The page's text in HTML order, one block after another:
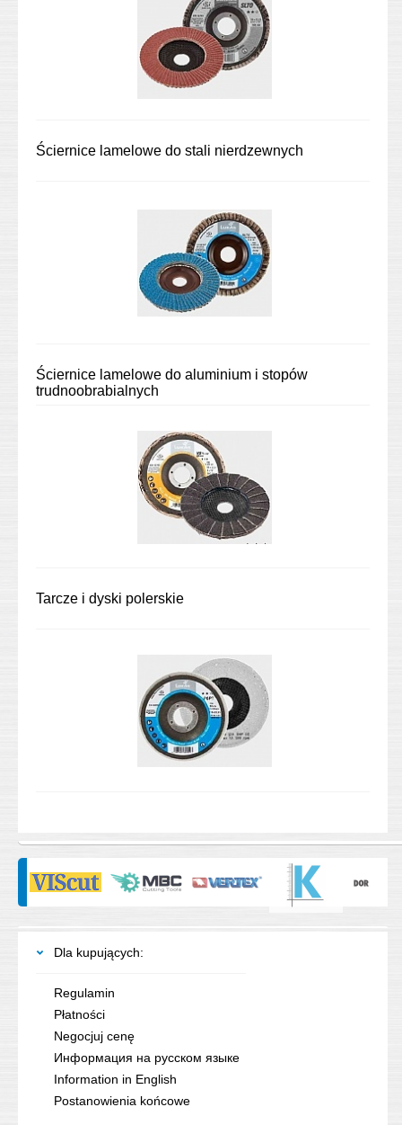
Ściernice lamelowe do stali nierdzewnych
Ściernice lamelowe do aluminium i stopów
trudnoobrabialnych
Tarcze i dyski polerskie
Dla kupujących:
Regulamin
Płatności
Negocjuj cenę
Информация на русском языке
Information in English
Postanowienia końcowe